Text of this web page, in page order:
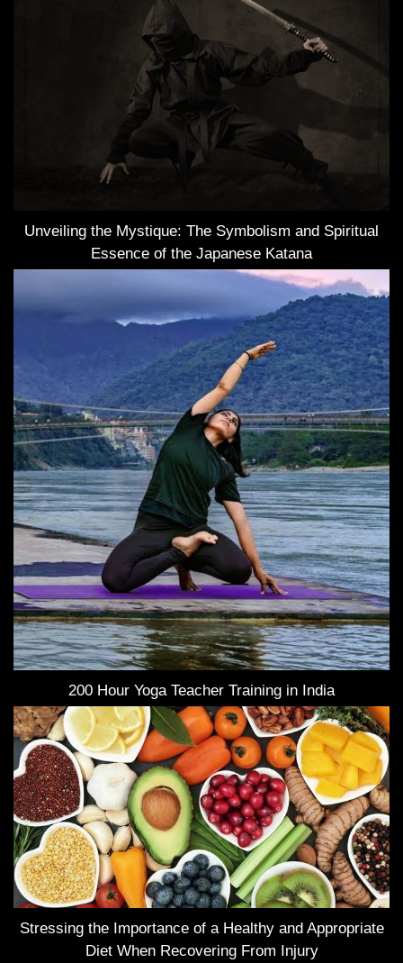
Unveiling the Mystique: The Symbolism and Spiritual
Essence of the Japanese Katana
200 Hour Yoga Teacher Training in India
Stressing the Importance of a Healthy and Appropriate
Diet When Recovering From Injury